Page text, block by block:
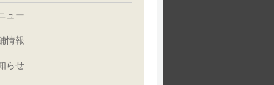
ュー
情報
らせ